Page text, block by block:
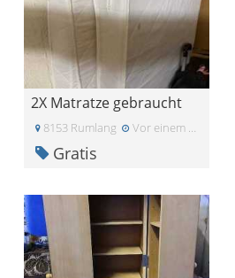
2X Matratze gebraucht
8153 Rumlang Vor einem Monat
Gratis